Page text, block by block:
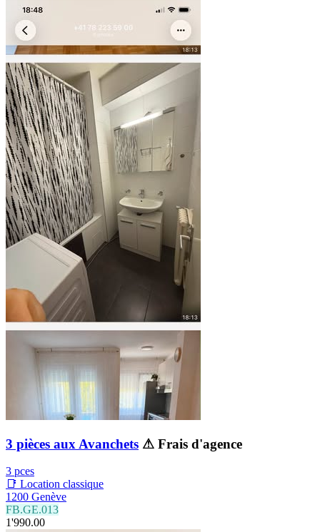
3 pièces aux Avanchets ⚠ Frais d'agence
3 pces
📑 Location classique
1200 Genève
FB.GE.013
1'990.00